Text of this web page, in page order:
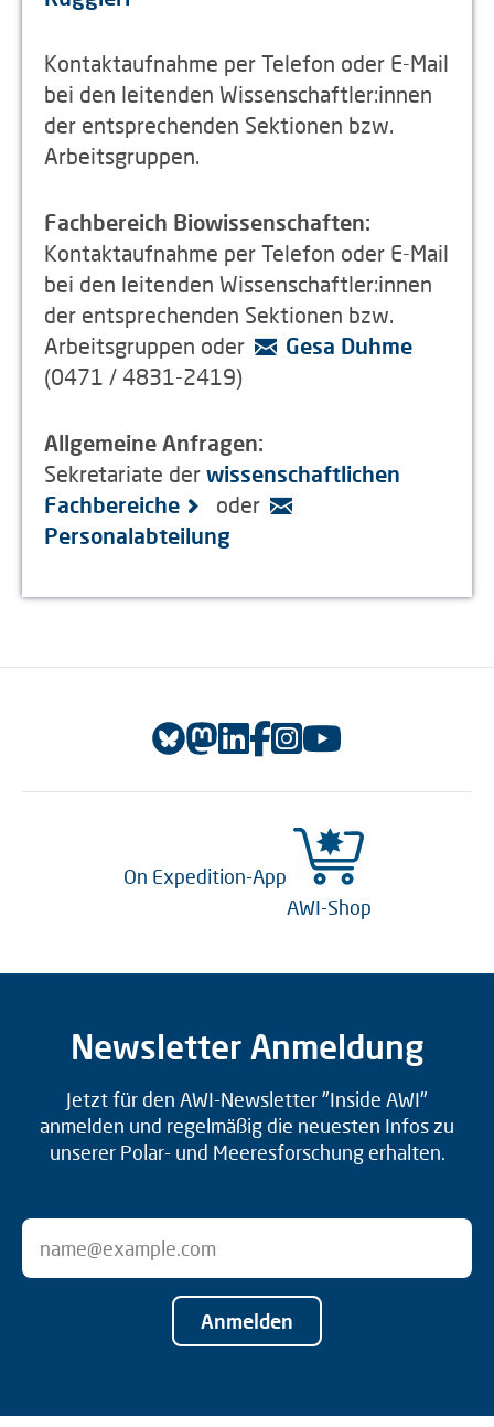
Kontaktaufnahme per Telefon oder E-Mail
bei den leitenden Wissenschaftler:innen
der entsprechenden Sektionen bzw.
Arbeitsgruppen.
Fachbereich Biowissenschaften:
Kontaktaufnahme per Telefon oder E-Mail
bei den leitenden Wissenschaftler:innen
der entsprechenden Sektionen bzw.
Arbeitsgruppen oder
Gesa Duhme
(0471 / 4831-2419)
Allgemeine Anfragen:
Sekretariate der wissenschaftlichen
Fachbereiche
oder
Personalabteilung
On Expedition-App
AWI-Shop
Newsletter Anmeldung
Jetzt für den AWI-Newsletter "Inside AWI"
anmelden und regelmäßig die neuesten Infos zu
unserer Polar- und Meeresforschung erhalten.
Anmelden